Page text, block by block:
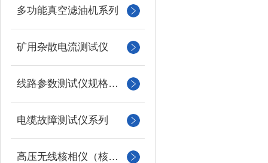
多功能真空滤油机系列
矿用杂散电流测试仪
线路参数测试仪规格型号
电缆故障测试仪系列
高压无线核相仪（核相器）